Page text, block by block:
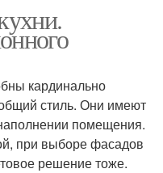
кардинально
стиль. Они имеют
помещения.
при выборе фасадов
решение тоже.